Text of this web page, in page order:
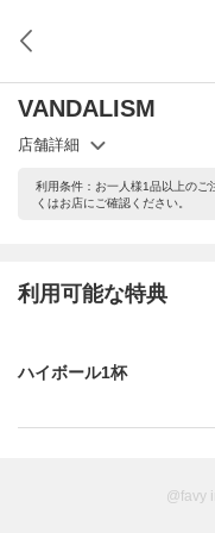
VANDALISM
店舗詳細
利用条件：お一人様1品以上のご
くはお店にご確認ください。
利用可能な特典
ハイボール1杯
@favy